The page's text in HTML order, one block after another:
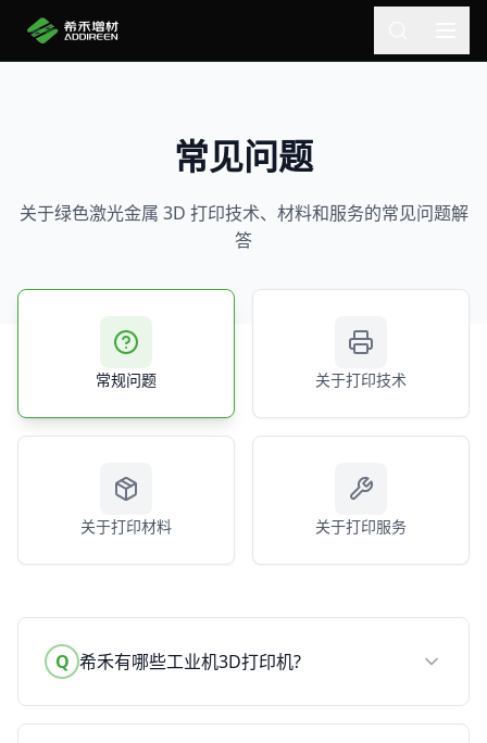
常见问题
关于绿色激光金属 3D 打印技术、材料和服务的常见问题解
答
常规问题 关于打印技术
关于打印材料 关于打印服务
Q 希禾有哪些工业机3D打印机?